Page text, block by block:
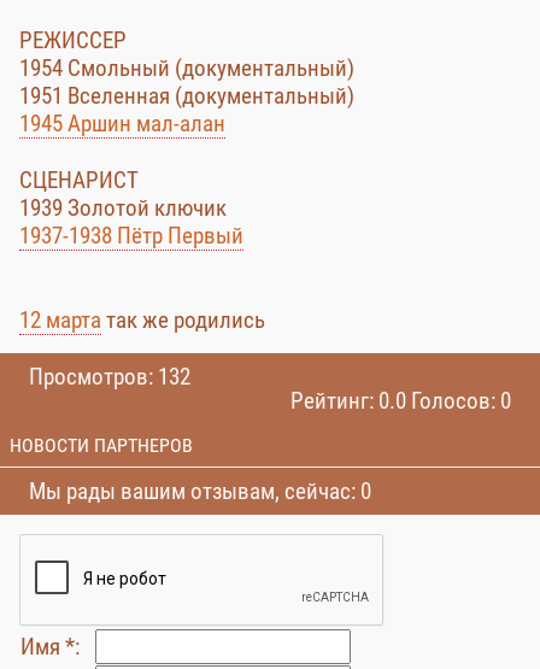
РЕЖИССЕР
1954 Смольный (документальный)
1951 Вселенная (документальный)
1945 Аршин мал-алан
СЦЕНАРИСТ
1939 Золотой ключик
1937-1938 Пётр Первый
12 марта так же родились
Просмотров: 132
Рейтинг: 0.0 Голосов: 0
НОВОСТИ ПАРТНЕРОВ
Мы рады вашим отзывам, сейчас: 0
Имя *: